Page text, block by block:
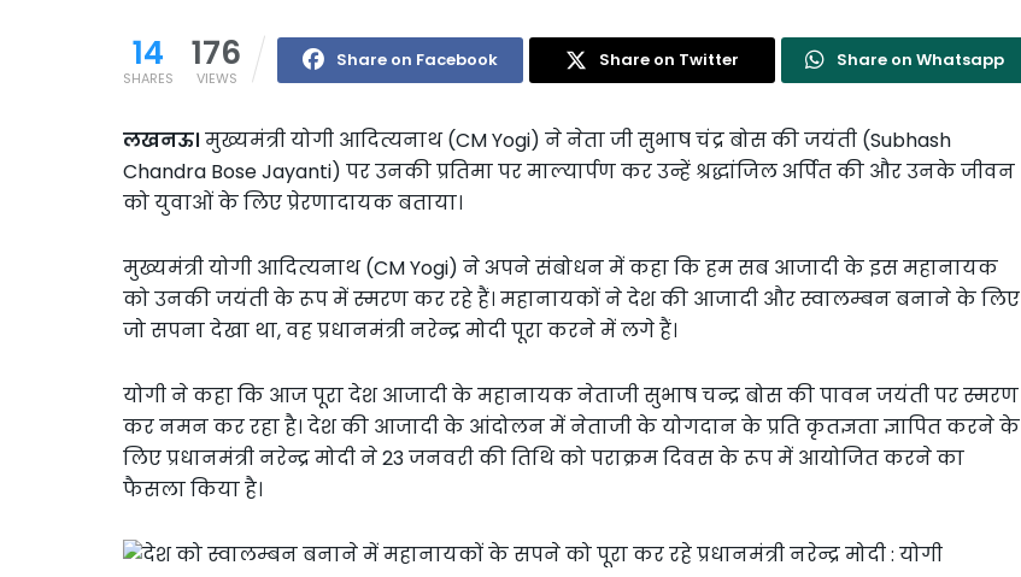
14
SHARES
176
VIEWS
Share on Facebook Share on Twitter Share on Whatsapp
लखनऊ। मुख्यमंत्री योगी आदित्यनाथ (CM Yogi) ने नेता जी सुभाष चंद्र बोस की जयंती (Subhash
Chandra Bose Jayanti) पर उनकी प्रतिमा पर माल्यार्पण कर उन्हें श्रद्धांजिल अर्पित की और उनके जीवन
को युवाओं के लिए प्रेरणादायक बताया।
मुख्यमंत्री योगी आदित्यनाथ (CM Yogi) ने अपने संबोधन में कहा कि हम सब आजादी के इस महानायक
को उनकी जयंती के रूप में स्मरण कर रहे हैं। महानायकों ने देश की आजादी और स्वालम्बन बनाने के लिए
जो सपना देखा था, वह प्रधानमंत्री नरेन्द्र मोदी पूरा करने में लगे हैं।
योगी ने कहा कि आज पूरा देश आजादी के महानायक नेताजी सुभाष चन्द्र बोस की पावन जयंती पर स्मरण
कर नमन कर रहा है। देश की आजादी के आंदोलन में नेताजी के योगदान के प्रति कृतज्ञता ज्ञापित करने के
लिए प्रधानमंत्री नरेन्द्र मोदी ने 23 जनवरी की तिथि को पराक्रम दिवस के रूप में आयोजित करने का
फैसला किया है।